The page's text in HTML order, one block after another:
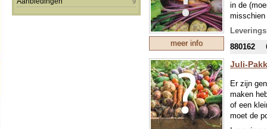
meer info
in de
Heb je
nummer
880162
Juli-
Er zijn
maken
of een
moet de